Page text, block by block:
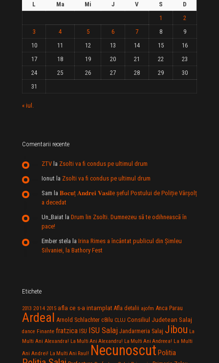
L Ma Mi J V S
D
1
2
3
4 5 6 7 8
9
10
11 12 13 14 15
16
17
18 19 20 21 22
23
24
25 26 27 28 29
30
31
« iul.
Comentarii recente
ZTV la Zsolti va fi condus pe ultimul drum
Ionut la Zsolti va fi condus pe ultimul drum
Sam la 𝐁𝐨𝐜𝐮ț 𝐀𝐧𝐝𝐫𝐞𝐢 𝐕𝐚𝐬𝐢𝐥e şeful Postului de Poliție Vârșolț
a decedat
Un_Baiat la Drum lin Zsolti. Dumnezeu sã te odihneascã în
pace!
Ember stela la Irina Rimes a încântat publicul din Şimleu
Silvaniei, la Bathory Fest
Etichete
2013 2014 2015 afla ce s-a intamplat Afla detalii ajofm Anca Parau
Ardeal Arnold Schlachter c8ilu CLUJ Consiliul Judetean Salaj
dance Finante fratzica ISU ISU Salaj Jandarmeria Salaj Jibou La
Multi Ani Alexandra! La Multi Ani Alexandru! La Multi Ani Andreea! La Multi
Ani Andrei! La Multi Ani Raul! Necunoscut Politia